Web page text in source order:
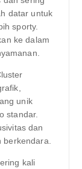
datar untuk
sporty.
ke dalam
unik
standar.
dan
kali